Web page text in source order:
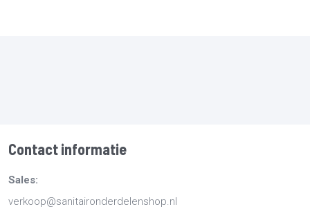
Contact informatie
Sales:
verkoop@sanitaironderdelenshop.nl